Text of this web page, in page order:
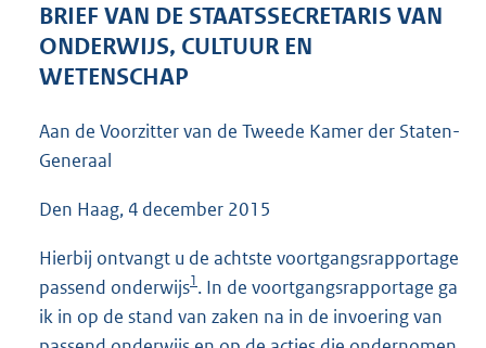
e
:
b
BRIEF VAN DE STAATSSECRETARIS VAN
ONDERWIJS, CULTUUR EN
WETENSCHAP
Aan de Voorzitter van de Tweede Kamer der Staten-
Generaal
Den Haag, 4 december 2015
Hierbij ontvangt u de achtste voortgangsrapportage
passend onderwijs1. In de voortgangsrapportage ga
ik in op de stand van zaken na in de invoering van